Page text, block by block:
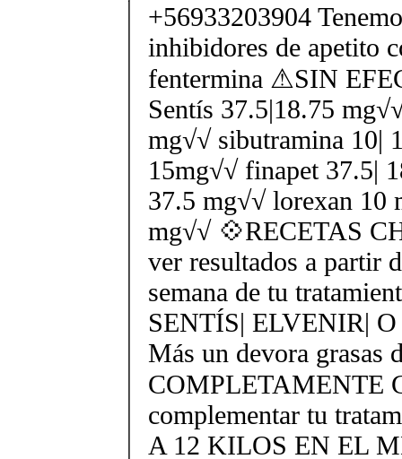
+56933203904
inhibidores de apetito
fentermina ⚠SIN
Sentís 37.5|18.75
mg√√ sibutramina 10|
15mg√√ finapet 37.5|
37.5 mg√√ lorexan 10
mg√√ 💠RECETAS
ver resultados a partir
semana de tu
SENTÍS| ELVENIR|
Más un devora grasas
COMPLETAMENTE
complementar tu
A 12 KILOS EN EL